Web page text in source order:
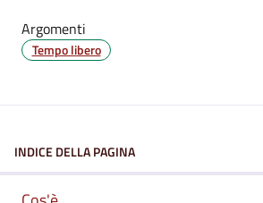
Argomenti
Tempo libero
INDICE DELLA PAGINA